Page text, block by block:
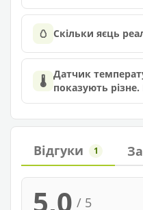
🥚 Скільки яєць
🌡️ Датчик
показують
Відгуки 1
5,0 / 5